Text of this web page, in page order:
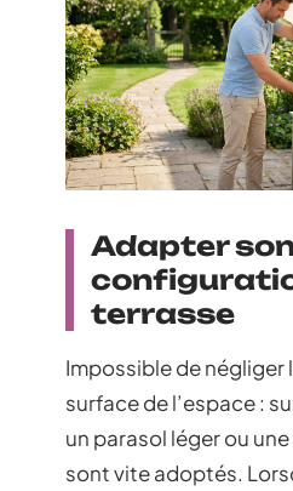
Adapter
terrasse
Impossible de négliger
surface de l’espace :
un parasol léger ou
sont vite adoptés.